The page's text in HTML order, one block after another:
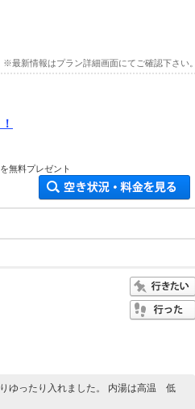
※最新情報はプラン詳細画面にてご確認下さい。
無料プレゼント
ったり入れました。 内湯は高温 低